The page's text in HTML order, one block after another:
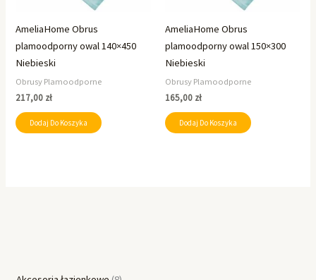
AmeliaHome Obrus
plamoodporny owal 140×450
Niebieski
Obrusy Plamoodporne
217,00 zł
Dodaj Do Koszyka
AmeliaHome Obrus
plamoodporny owal 150×300
Niebieski
Obrusy Plamoodporne
165,00 zł
Dodaj Do Koszyka